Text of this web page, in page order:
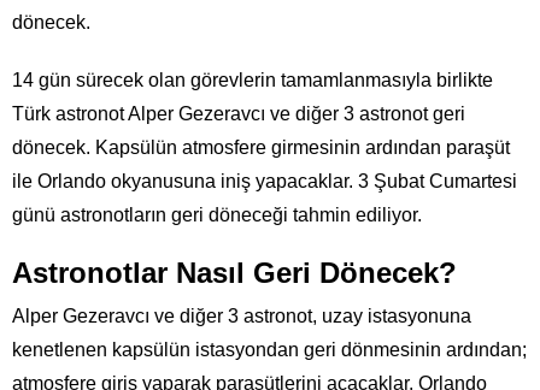
dönecek.
14 gün sürecek olan görevlerin tamamlanmasıyla birlikte
Türk astronot Alper Gezeravcı ve diğer 3 astronot geri
dönecek. Kapsülün atmosfere girmesinin ardından paraşüt
ile Orlando okyanusuna iniş yapacaklar. 3 Şubat Cumartesi
günü astronotların geri döneceği tahmin ediliyor.
Astronotlar Nasıl Geri Dönecek?
Alper Gezeravcı ve diğer 3 astronot, uzay istasyonuna
kenetlenen kapsülün istasyondan geri dönmesinin ardından;
atmosfere giriş yaparak paraşütlerini açacaklar. Orlando